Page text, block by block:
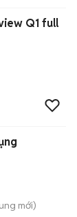
Q1 full
mới)